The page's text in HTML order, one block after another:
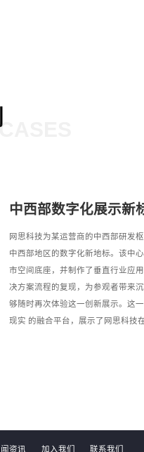
中西部数字化展示新
网思科技为某运营商的中西部研发
中西部地区的数字化新地标。该中
市空间底座，并制作了垂直行业应
决方案流程的复现，为参观者带来
够随时再次体验这一创新展示。这
现实 的融合平台，展示了网思科技
资讯 加入我们 联系我们